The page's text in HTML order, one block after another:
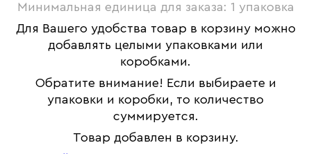
Минимальная единица для заказа: 1 упаковка
Для Вашего удобства товар в корзину можно
добавлять целыми упаковками или
коробками.
Обратите внимание! Если выбираете и
упаковки и коробки, то количество
суммируется.
Товар добавлен в корзину.